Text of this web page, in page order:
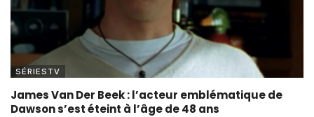
SÉRIESTV
James Van Der Beek : l’acteur emblématique de
Dawson s’est éteint à l’âge de 48 ans